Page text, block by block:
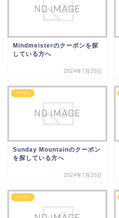
Mindmeisterのクーポンを探
している方へ
2024年7月20日
クーポン
Sunday Mountainのクーポン
を探している方へ
2024年7月20日
クーポン